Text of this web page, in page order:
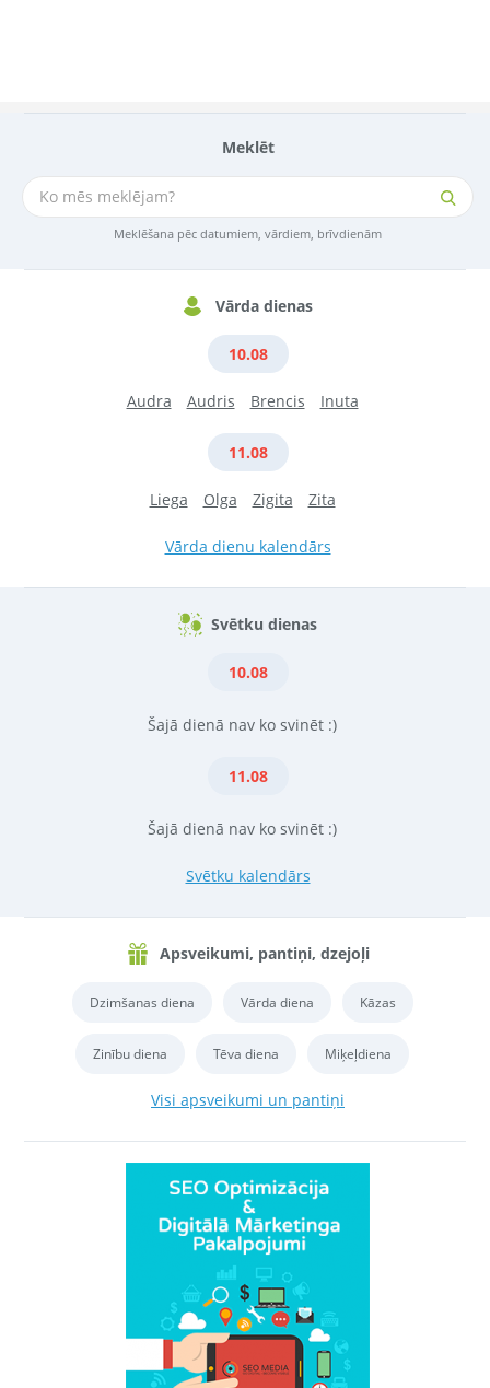
Meklēt
Meklēšana pēc datumiem, vārdiem, brīvdienām
Vārda dienas
10.08
Audra Audris Brencis Inuta
11.08
Liega Olga Zigita Zita
Vārda dienu kalendārs
Svētku dienas
10.08
Šajā dienā nav ko svinēt :)
11.08
Šajā dienā nav ko svinēt :)
Svētku kalendārs
Apsveikumi, pantiņi, dzejoļi
Dzimšanas diena Vārda diena Kāzas
Zinību diena Tēva diena Miķeļdiena
Visi apsveikumi un pantiņi